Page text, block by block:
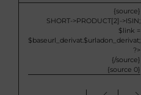
{source}
SHORT->PRODUCT[2]->ISIN;
$link =
$baseurl_derivat.$urladon_derivat;
?>
{/source}
{source 0}